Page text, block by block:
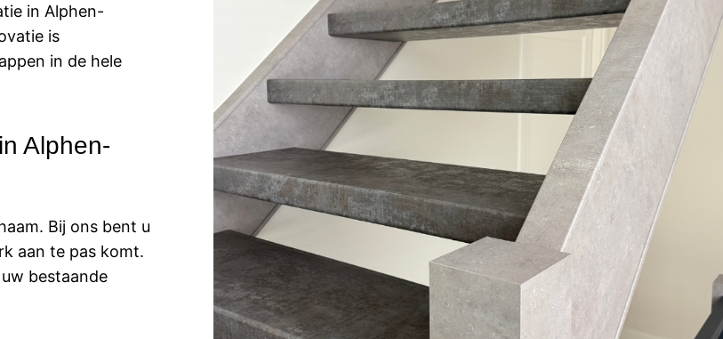
in Alphen-
is
in de hele
Alphen-
Bij ons bent u
aan te pas komt.
bestaande